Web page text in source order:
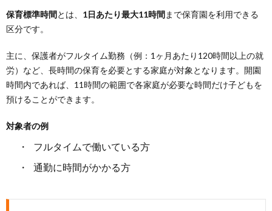
保育標準時間とは、 1日あたり最大11時間まで保育園を利用できる
区分です。
主に、保護者がフルタイム勤務（例：1ヶ月あたり120時間以上の就
労）など、長時間の保育を必要とする家庭が対象となります。開園
時間内であれば、11時間の範囲で各家庭が必要な時間だけ子どもを
預けることができます。
対象者の例
フルタイムで働いている方
通勤に時間がかかる方